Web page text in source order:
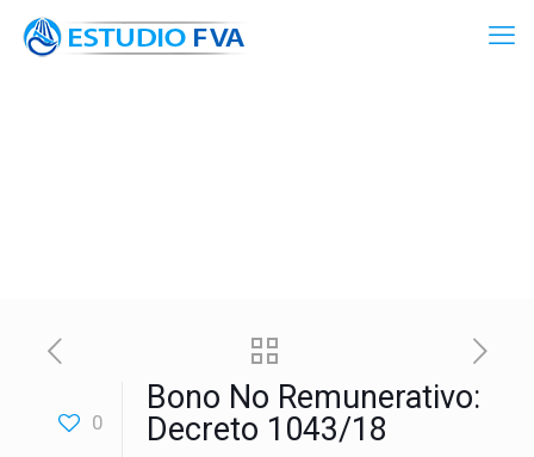
0
Bono No Remunerativo:
Decreto 1043/18